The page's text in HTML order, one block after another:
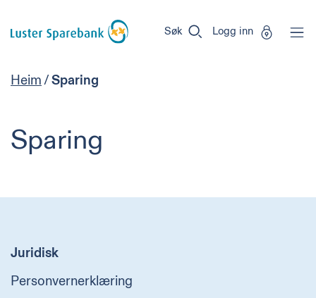
Sparebank
Søk Logg inn
Heim/Sparing
Sparing
Juridisk
Personvernerklæring
er
Miljøfyrtårn-